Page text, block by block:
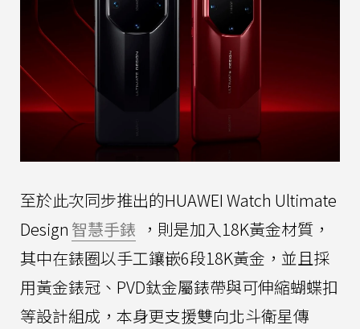
至於此次同步推出的HUAWEI Watch Ultimate
Design 智慧手錶 ，則是加入18K黃金材質，
其中在錶圈以手工鑲嵌6段18K黃金，並且採
用黃金錶冠、PVD鈦金屬錶帶與可伸縮蝴蝶扣
等設計組成，本身更支援雙向北斗衛星傳